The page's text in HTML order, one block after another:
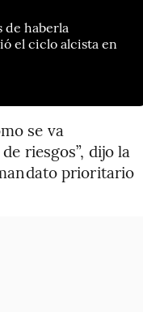
de haberla
el ciclo alcista en
se va
riesgos”, dijo la
prioritario